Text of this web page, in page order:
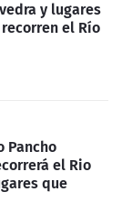
y lugares
el Río
Pancho
el Rio
que